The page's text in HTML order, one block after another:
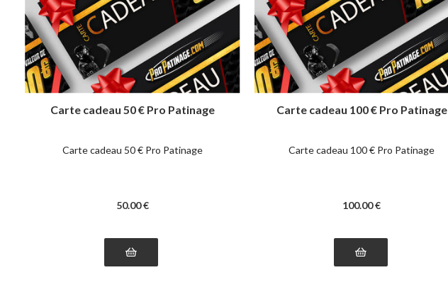
Carte cadeau 50 € Pro Patinage
Carte cadeau 50 € Pro Patinage
50.00€
Carte cadeau 100 € Pro Patinage
Carte cadeau 100 € Pro Patinage
100.00€